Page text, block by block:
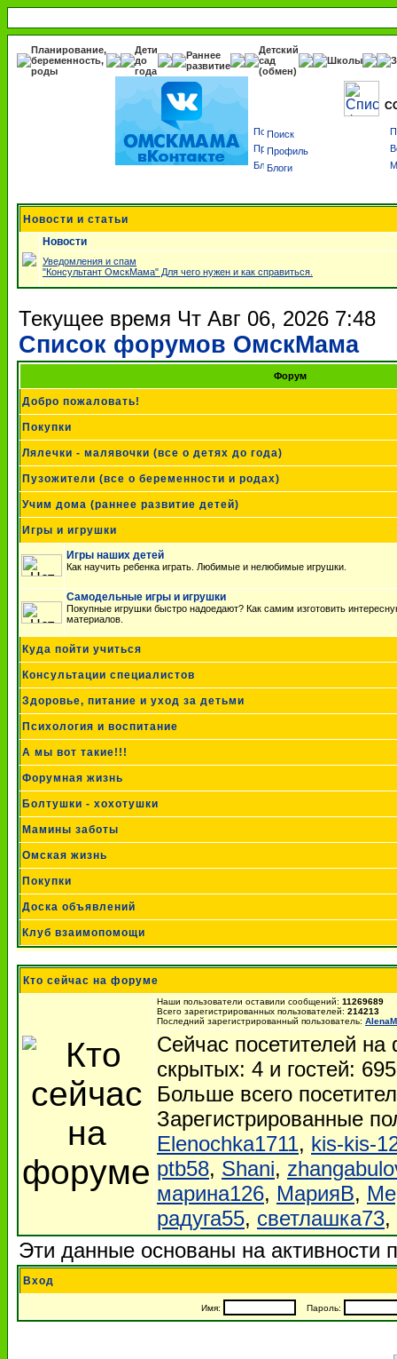
Планирование,
беременность,
роды
Дети
до
года
Раннее
развитие
Детский
сад
(обмен)
Школы
Поиск
Профиль
Блоги
Новости и статьи
Новости
Уведомления и спам
"Консультант ОмскМама" Для чего нужен и как справиться.
Текущее время Чт Авг 06, 2026 7:48
Список форумов ОмскМама
Форум
Добро пожаловать!
Покупки
Лялечки - малявочки (все о детях до года)
Пузожители (все о беременности и родах)
Учим дома (раннее развитие детей)
Игры и игрушки
Игры наших детей
Как научить ребенка играть. Любимые и нелюбимые игрушки.
Самодельные игры и игрушки
Покупные игрушки быстро надоедают? Как самим изготовить
материалов.
Куда пойти учиться
Консультации специалистов
Здоровье, питание и уход за детьми
Психология и воспитание
А мы вот такие!!!
Форумная жизнь
Болтушки - хохотушки
Мамины заботы
Омская жизнь
Покупки
Доска объявлений
Клуб взаимопомощи
Кто сейчас на форуме
Наши пользователи оставили сообщений: 11269689
Всего зарегистрированных пользователей: 214213
Последний зарегистрированный пользователь: AlenaM
Сейчас посетителей
скрытых: 4 и гостей:
Больше всего
Зарегистрированные
Elenochka1711, kis-kis-
ptb58, Shani,
марина126, МарияВ,
радуга55, светлашка73,
Эти данные основаны на активности
Вход
Имя: Пароль: